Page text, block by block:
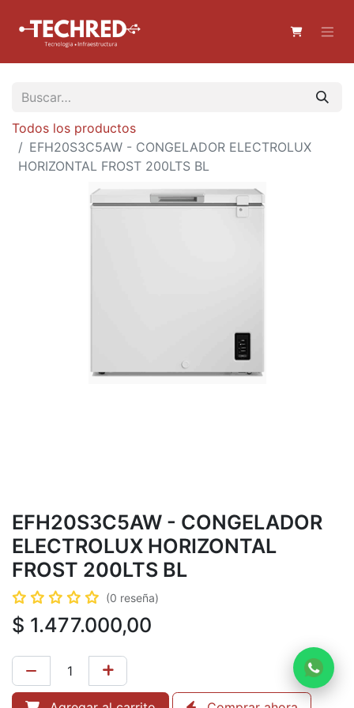
Todos los productos
EFH20S3C5AW - CONGELADOR ELECTROLUX
HORIZONTAL FROST 200LTS BL
EFH20S3C5AW - CONGELADOR
ELECTROLUX HORIZONTAL
FROST 200LTS BL
(0 reseña)
$ 1.477.000,00